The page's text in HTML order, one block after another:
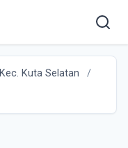
Kec. Kuta Selatan